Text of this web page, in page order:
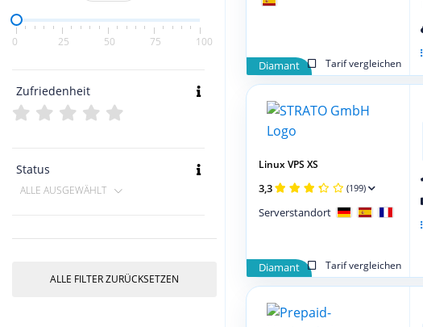
0 25 50 75 100
Zufriedenheit
Status
ALLE AUSGEWÄHLT
ALLE FILTER ZURÜCKSETZEN
Diamant
Tarif vergleichen
Diamant Tarif vergleichen
Linux VPS XS
3,3 (199)
Serverstandort